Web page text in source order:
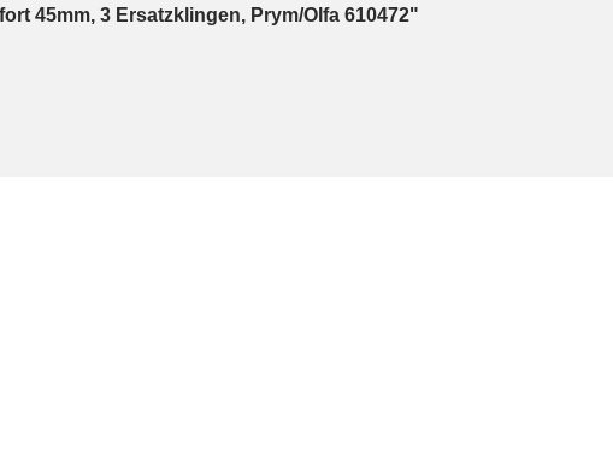
45mm, 3 Ersatzklingen, Prym/Olfa 610472"